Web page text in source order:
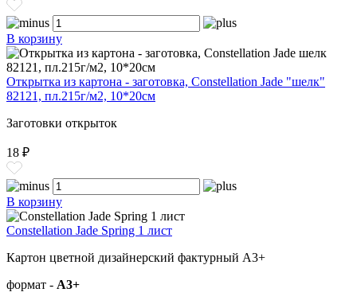
В корзину
Открытка из картона - заготовка, Constellation Jade "шелк"
82121, пл.215г/м2, 10*20см
Заготовки открыток
18 ₽
В корзину
Constellation Jade Spring 1 лист
Картон цветной дизайнерский фактурный А3+
формат - А3+